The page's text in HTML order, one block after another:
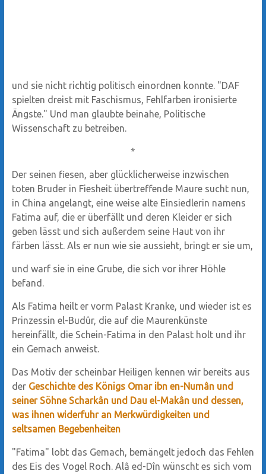
und sie nicht richtig politisch einordnen konnte. "DAF
spielten dreist mit Faschismus, Fehlfarben ironisierte
Ängste." Und man glaubte beinahe, Politische
Wissenschaft zu betreiben.
*
Der seinen fiesen, aber glücklicherweise inzwischen
toten Bruder in Fiesheit übertreffende Maure sucht nun,
in China angelangt, eine weise alte Einsiedlerin namens
Fatima auf, die er überfällt und deren Kleider er sich
geben lässt und sich außerdem seine Haut von ihr
färben lässt. Als er nun wie sie aussieht, bringt er sie um,
und warf sie in eine Grube, die sich vor ihrer Höhle
befand.
Als Fatima heilt er vorm Palast Kranke, und wieder ist es
Prinzessin el-Budûr, die auf die Maurenkünste
hereinfällt, die Schein-Fatima in den Palast holt und ihr
ein Gemach anweist.
Das Motiv der scheinbar Heiligen kennen wir bereits aus
der Geschichte des Königs Omar ibn en-Numân und
seiner Söhne Scharkân und Dau el-Makân und dessen,
was ihnen widerfuhr an Merkwürdigkeiten und
seltsamen Begebenheiten
"Fatima" lobt das Gemach, bemängelt jedoch das Fehlen
des Eis des Vogel Roch. Alâ ed-Dîn wünscht es sich vom